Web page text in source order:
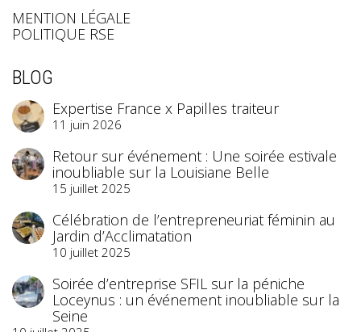
MENTION LÉGALE
POLITIQUE RSE
BLOG
Expertise France x Papilles traiteur
11 juin 2026
Retour sur événement : Une soirée estivale
inoubliable sur la Louisiane Belle
15 juillet 2025
Célébration de l’entrepreneuriat féminin au
Jardin d’Acclimatation
10 juillet 2025
Soirée d’entreprise SFIL sur la péniche
Loceynus : un événement inoubliable sur la
Seine